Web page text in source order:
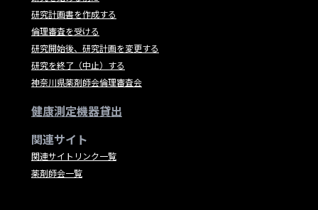
研究計画書を作成する
倫理審査を受ける
研究開始後、研究計画を変更する
研究を終了（中止）する
神奈川県薬剤師会倫理審査会
健康測定機器貸出
関連サイト
関連サイトリンク一覧
薬剤師会一覧